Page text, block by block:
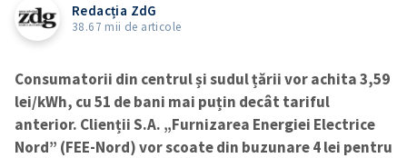
Redacția ZdG
38.67 mii de articole
Consumatorii din centrul și sudul țării vor achita 3,59
lei/kWh, cu 51 de bani mai puțin decât tariful
anterior. Clienții S.A. „Furnizarea Energiei Electrice
Nord” (FEE-Nord) vor scoate din buzunare 4 lei pentru